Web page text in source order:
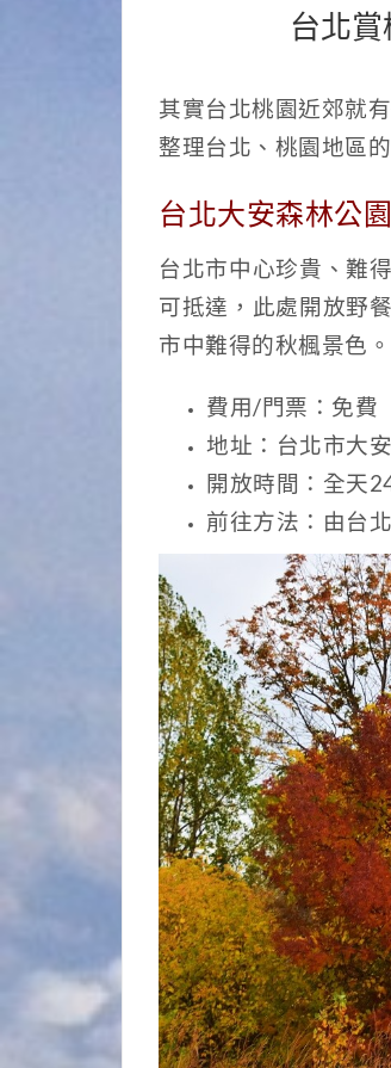
台北
其實台北桃園近郊就
整理台北、桃園地區
台北大安森林公園
台北市中心珍貴、難
可抵達，此處開放野
市中難得的秋楓景色。
費用/門票：免費
地址：台北市大
開放時間：全天
前往方法：由台